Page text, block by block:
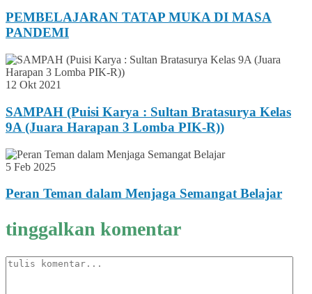
PEMBELAJARAN TATAP MUKA DI MASA
PANDEMI
12 Okt 2021
SAMPAH (Puisi Karya : Sultan Bratasurya Kelas
9A (Juara Harapan 3 Lomba PIK-R))
5 Feb 2025
Peran Teman dalam Menjaga Semangat Belajar
tinggalkan komentar